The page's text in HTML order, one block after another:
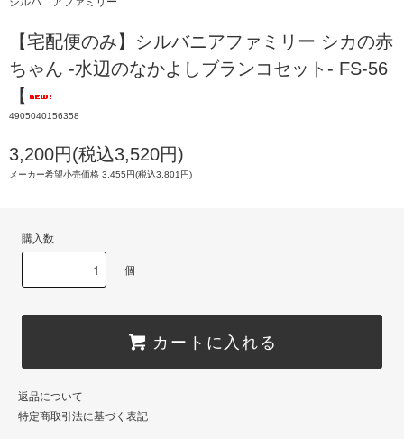
【宅配便のみ】シルバニアファミリー シカの赤
ちゃん -水辺のなかよしブランコセット- FS-56
【
4905040156358
3,200円(税込3,520円)
メーカー希望小売価格 3,455円(税込3,801円)
購入数
個
カートに入れる
返品について
特定商取引法に基づく表記